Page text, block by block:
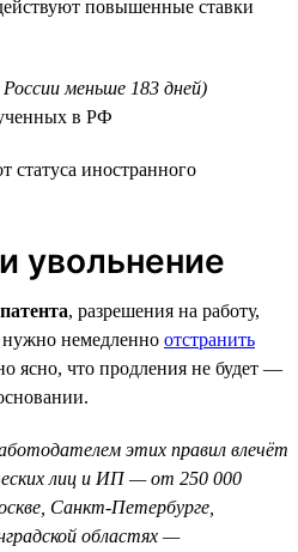
повышенные ставки
меньше 183 дней)
в РФ
статуса иностранного
увольнение
, разрешения на работу,
немедленно отстранить
ясно, что продления не будет —
этих правил влечёт
лиц и ИП — от 250 000
Санкт-Петербурге,
областях —